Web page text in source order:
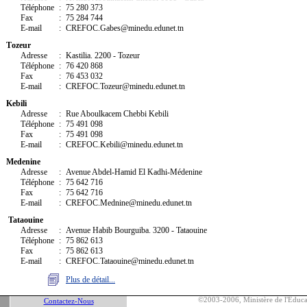
Téléphone : 75 280 373
Fax
: 75 284 744
E-mail
: CREFOC.Gabes@minedu.edunet.tn
Tozeur
Adresse
: Kastilia. 2200 - Tozeur
Téléphone : 76 420 868
Fax
: 76 453 032
E-mail
: CREFOC.Tozeur@minedu.edunet.tn
Kebili
Adresse
: Rue Aboulkacem Chebbi Kebili
Téléphone : 75 491 098
Fax
: 75 491 098
E-mail
: CREFOC.Kebili@minedu.edunet.tn
Medenine
Adresse
: Avenue Abdel-Hamid El Kadhi-Médenine
Téléphone : 75 642 716
Fax
: 75 642 716
E-mail
: CREFOC.Mednine@minedu.edunet.tn
Tataouine
Adresse
: Avenue Habib Bourguiba. 3200 - Tataouine
Téléphone : 75 862 613
Fax
: 75 862 613
E-mail
: CREFOC.Tataouine@minedu.edunet.tn
Plus de détail...
Contactez-Nous ©2003-2006, Ministère de